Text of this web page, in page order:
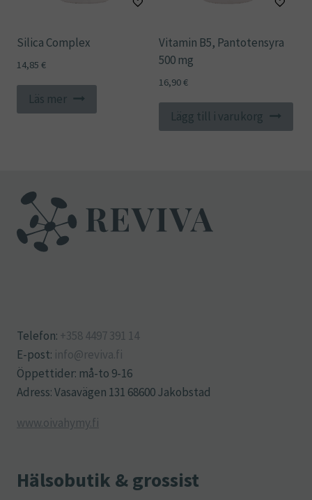
Silica Complex
14,85 €
Läs mer
Vitamin B5, Pantotensyra
500 mg
16,90€
Lägg till i varukorg
Telefon: +358 4497 391 14
E-post: info@reviva.fi
Öppettider: må-to 9-16
Adress: Vasavägen 131 68600 Jakobstad
www.oivahymy.fi
Hälsobutik & grossist